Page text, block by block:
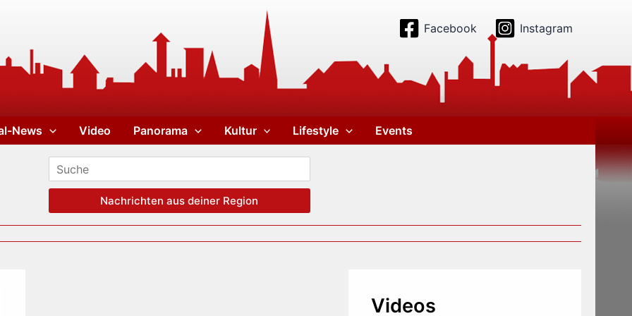
Facebook Instagram
News Video Panorama Kultur Lifestyle Events
Nachrichten aus deiner Region
Videos